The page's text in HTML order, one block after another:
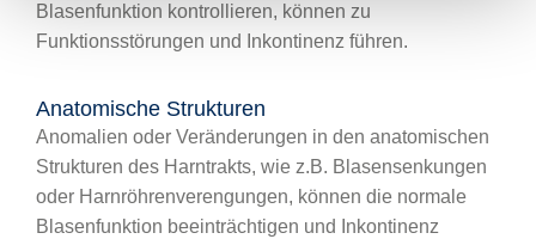
Blasenfunktion kontrollieren, können zu
Funktionsstörungen und Inkontinenz führen.
Anatomische Strukturen
Anomalien oder Veränderungen in den anatomischen
Strukturen des Harntrakts, wie z.B. Blasensenkungen
oder Harnröhrenverengungen, können die normale
Blasenfunktion beeinträchtigen und Inkontinenz